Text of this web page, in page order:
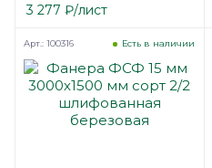
3 277 ₽/лист
Есть в наличии
Арт.: 100316